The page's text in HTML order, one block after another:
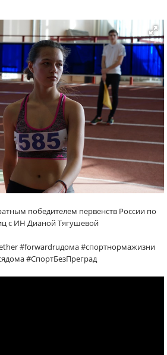
победителем первенств России по
с ИН Дианой Тягушевой
#forwardruдома #спортнормажизни
#СпортБезПреград